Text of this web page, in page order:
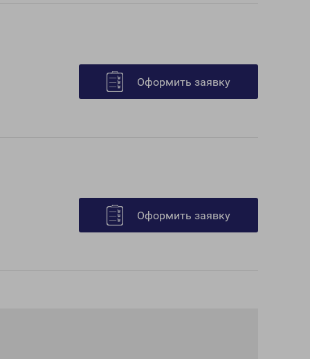
Оформить заявку
Оформить заявку